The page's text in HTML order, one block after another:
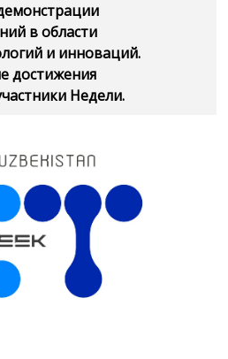
в области
и инноваций.
достижения
Недели.